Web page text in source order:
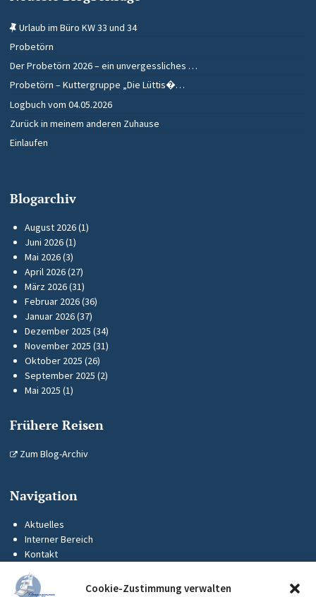
Cookie-Zustimmung verwalten
Urlaub im Büro KW 33 und 34
Probetörn
Der Probetörn 2026 – ein unvergessliches …
Probetörn – Kuttergruppe „Die Lüttis�…
Logbuch vom 04.05.2026
Zurück in meinem anderen Zuhause
Einlaufen
Blogarchiv
August 2026(1)
Juni 2026(1)
Mai 2026(3)
April 2026(27)
März 2026(31)
Februar 2026(36)
Januar 2026(37)
Dezember 2025 (34)
November 2025 (31)
Oktober 2025 (26)
September 2025 (2)
Mai 2025 (1)
Frühere Reisen
Zum Blog-Archiv
Navigation
Aktuelles
Interner Bereich
Kontakt
Impressum